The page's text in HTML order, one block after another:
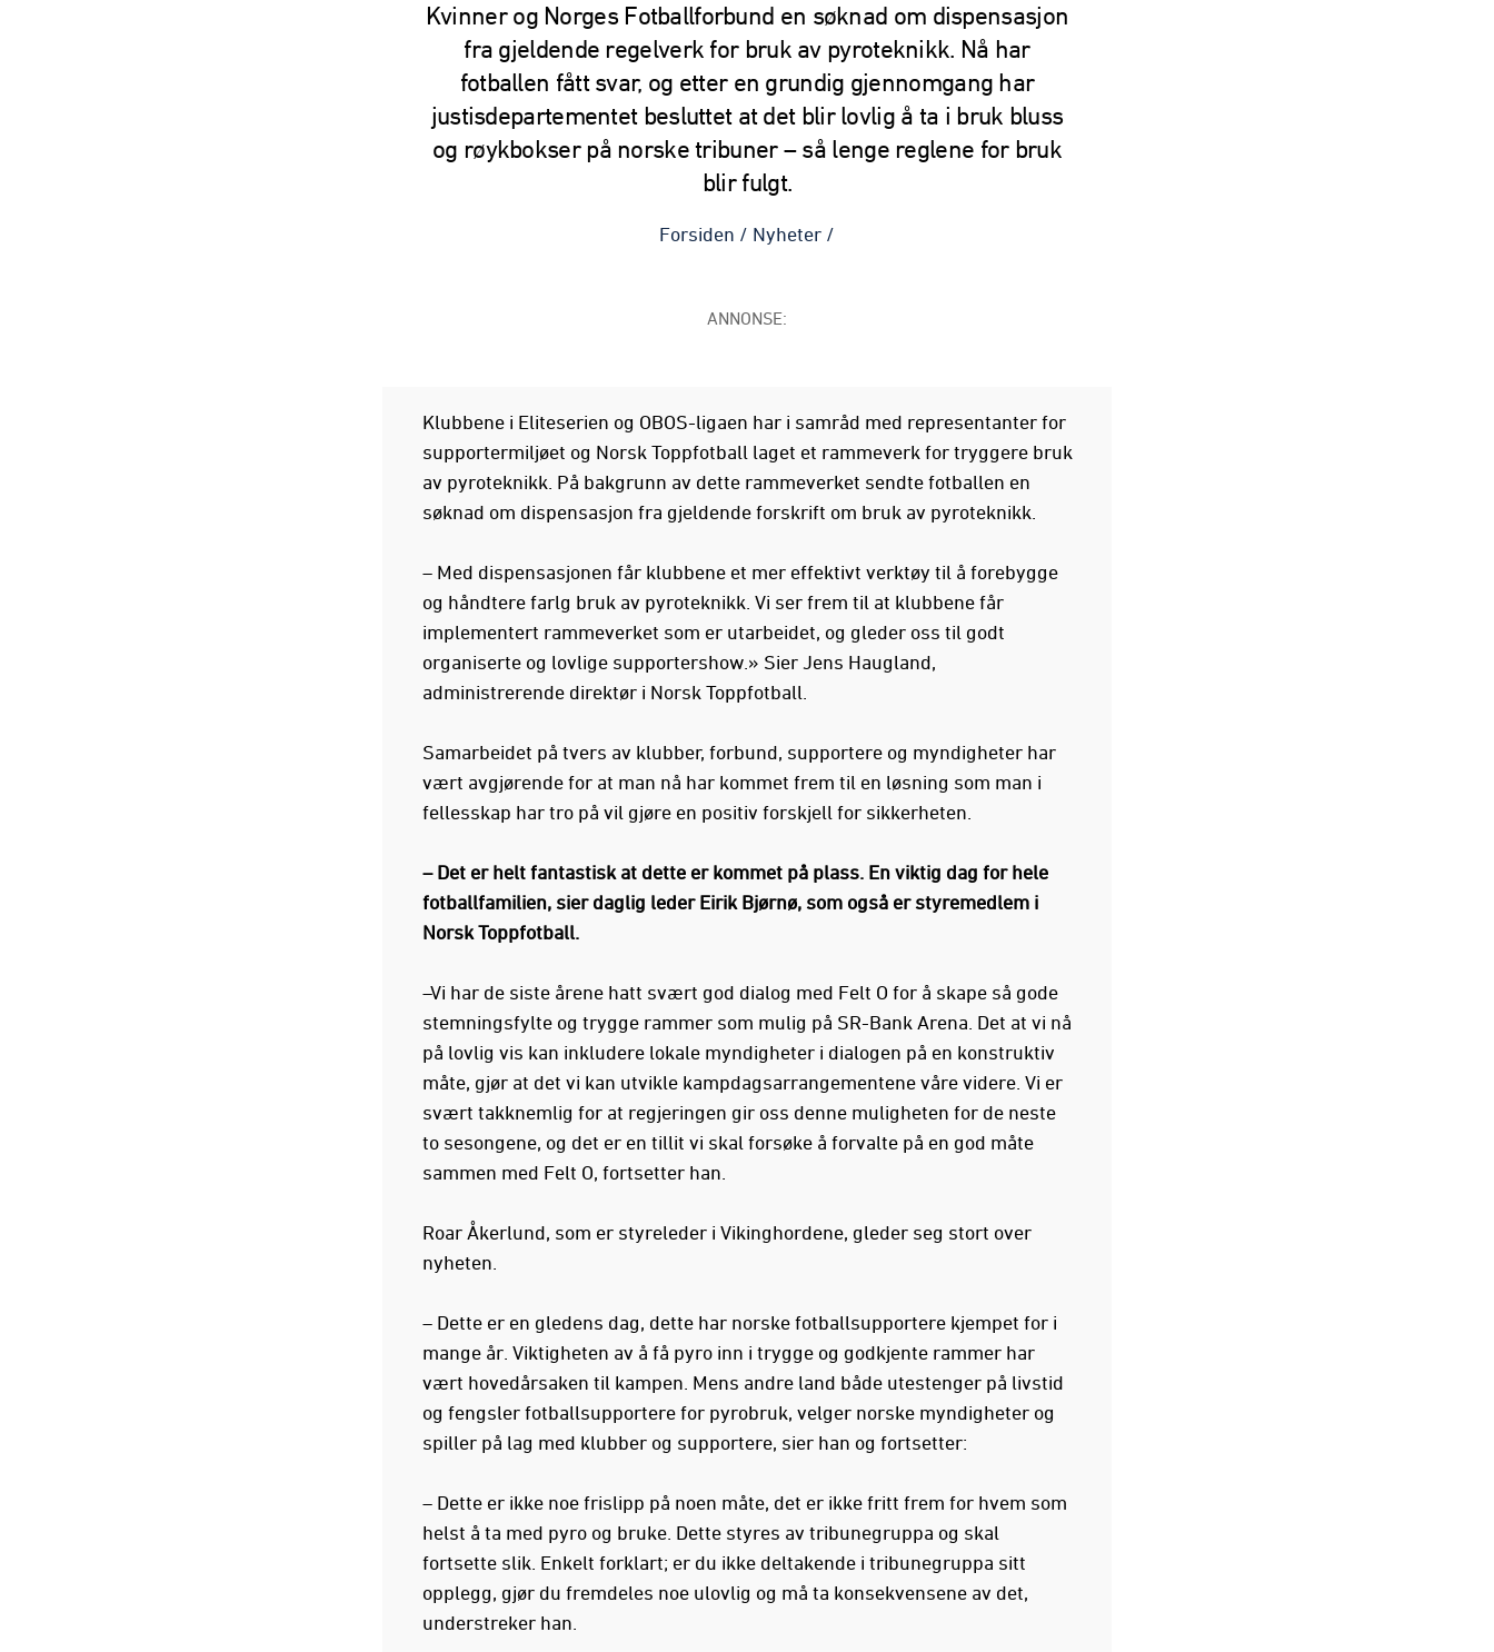
Kvinner og Norges Fotballforbund en søknad om dispensasjon
fra gjeldende regelverk for bruk av pyroteknikk. Nå har
fotballen fått svar, og etter en grundig gjennomgang har
justisdepartementet besluttet at det blir lovlig å ta i bruk bluss
og røykbokser på norske tribuner – så lenge reglene for bruk
blir fulgt.
Forsiden / Nyheter /
ANNONSE:
Klubbene i Eliteserien og OBOS-ligaen har i samråd med representanter for
supportermiljøet og Norsk Toppfotball laget et rammeverk for tryggere bruk
av pyroteknikk. På bakgrunn av dette rammeverket sendte fotballen en
søknad om dispensasjon fra gjeldende forskrift om bruk av pyroteknikk.
– Med dispensasjonen får klubbene et mer effektivt verktøy til å forebygge
og håndtere farlg bruk av pyroteknikk. Vi ser frem til at klubbene får
implementert rammeverket som er utarbeidet, og gleder oss til godt
organiserte og lovlige supportershow.» Sier Jens Haugland,
administrerende direktør i Norsk Toppfotball.
Samarbeidet på tvers av klubber, forbund, supportere og myndigheter har
vært avgjørende for at man nå har kommet frem til en løsning som man i
fellesskap har tro på vil gjøre en positiv forskjell for sikkerheten.
– Det er helt fantastisk at dette er kommet på plass. En viktig dag for hele
fotballfamilien, sier daglig leder Eirik Bjørnø, som også er styremedlem i
Norsk Toppfotball.
–Vi har de siste årene hatt svært god dialog med Felt O for å skape så gode
stemningsfylte og trygge rammer som mulig på SR-Bank Arena. Det at vi nå
på lovlig vis kan inkludere lokale myndigheter i dialogen på en konstruktiv
måte, gjør at det vi kan utvikle kampdagsarrangementene våre videre. Vi er
svært takknemlig for at regjeringen gir oss denne muligheten for de neste
to sesongene, og det er en tillit vi skal forsøke å forvalte på en god måte
sammen med Felt O, fortsetter han.
Roar Åkerlund, som er styreleder i Vikinghordene, gleder seg stort over
nyheten.
– Dette er en gledens dag, dette har norske fotballsupportere kjempet for i
mange år. Viktigheten av å få pyro inn i trygge og godkjente rammer har
vært hovedårsaken til kampen. Mens andre land både utestenger på livstid
og fengsler fotballsupportere for pyrobruk, velger norske myndigheter og
spiller på lag med klubber og supportere, sier han og fortsetter:
– Dette er ikke noe frislipp på noen måte, det er ikke fritt frem for hvem som
helst å ta med pyro og bruke. Dette styres av tribunegruppa og skal
fortsette slik. Enkelt forklart; er du ikke deltakende i tribunegruppa sitt
opplegg, gjør du fremdeles noe ulovlig og må ta konsekvensene av det,
understreker han.